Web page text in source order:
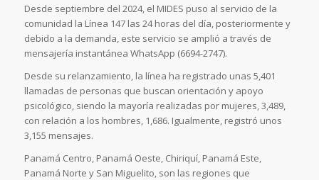
Desde septiembre del 2024, el MIDES puso al servicio de la
comunidad la Línea 147 las 24 horas del día, posteriormente y
debido a la demanda, este servicio se amplió a través de
mensajería instantánea WhatsApp (6694-2747).
Desde su relanzamiento, la línea ha registrado unas 5,401
llamadas de personas que buscan orientación y apoyo
psicológico, siendo la mayoría realizadas por mujeres, 3,489,
con relación a los hombres, 1,686. Igualmente, registró unos
3,155 mensajes.
Panamá Centro, Panamá Oeste, Chiriquí, Panamá Este,
Panamá Norte y San Miguelito, son las regiones que